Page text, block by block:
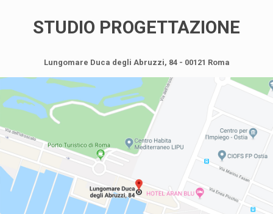
STUDIO PROGETTAZIONE
Lungomare Duca degli Abruzzi, 84 - 00121 Roma